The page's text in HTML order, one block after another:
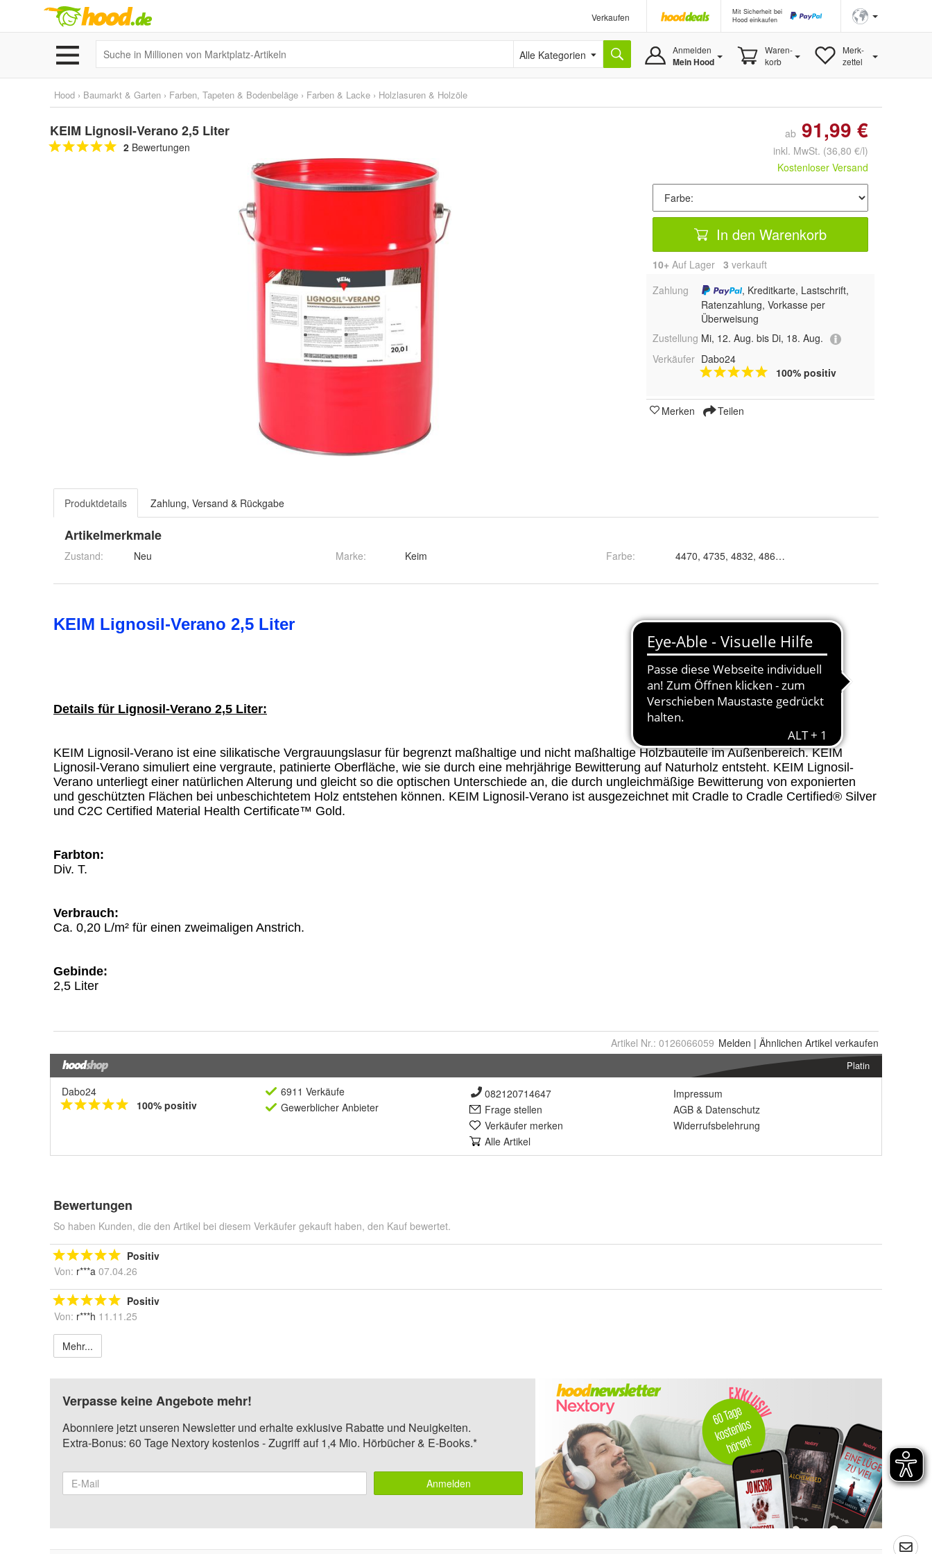
Verkaufen
Mit Sicherheit bei
Hood einkaufen
Alle Kategorien Anmelden
Mein Hood
Waren-
korb
Merk-
zettel
Hood › Baumarkt & Garten › Farben, Tapeten & Bodenbeläge › Farben & Lacke › Holzlasuren & Holzöle
KEIM Lignosil-Verano 2,5 Liter
2 Bewertungen
ab 91,99 €
inkl. MwSt. (36,80 €/l)
Kostenloser Versand
In den Warenkorb
10+ Auf Lager 3 verkauft
Zahlung
, Kreditkarte, Lastschrift,
Ratenzahlung, Vorkasse per
Überweisung
Zustellung Mi, 12. Aug. bis Di, 18. Aug.
Verkäufer Dabo24
100% positiv
Merken Teilen
Produktdetails Zahlung, Versand & Rückgabe
Artikelmerkmale
Zustand: Neu Marke: Keim Farbe:
Artikel Nr.: 0126066059 Melden | Ähnlichen Artikel verkaufen
Platin
Dabo24
100% positiv
6911 Verkäufe
Gewerblicher Anbieter
082120714647
Frage stellen
Verkäufer merken
Alle Artikel
Impressum
AGB & Datenschutz
Widerrufsbelehrung
Bewertungen
So haben Kunden, die den Artikel bei diesem Verkäufer gekauft haben, den Kauf bewertet.
Positiv
Von: r***a 07.04.26
Positiv
Von: r***h 11.11.25
Mehr...
Verpasse keine Angebote mehr!
Abonniere jetzt unseren Newsletter und erhalte exklusive Rabatte und Neuigkeiten.
Extra-Bonus: 60 Tage Nextory kostenlos - Zugriff auf 1,4 Mio. Hörbücher & E-Books.*
Anmelden